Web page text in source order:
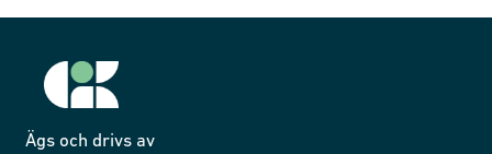
Ägs och drivs av